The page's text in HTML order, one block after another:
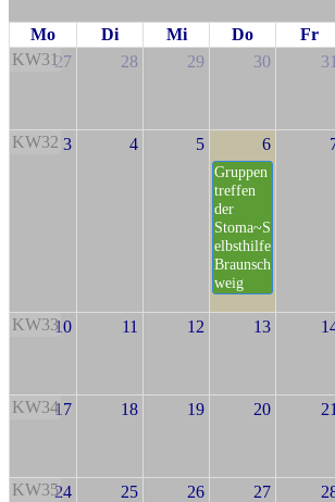
Mo Di Mi Do Fr
KW3127 28 29 30 31
KW32 3 4 5 6
Gruppen
treffen
der
Stoma~S
elbsthilfe
Braunsch
weig
KW3310 11 12 13
KW3417 18 19 20 21
KW3524 25 26 27